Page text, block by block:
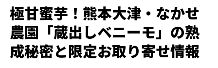
極甘蜜芋！熊本大津・なかせ
農園「蔵出しベニーモ」の熟
成秘密と限定お取り寄せ情報